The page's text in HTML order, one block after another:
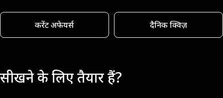
करेंट अफेयर्स दैनिक क्विज़
सीखने के लिए तैयार हैं?